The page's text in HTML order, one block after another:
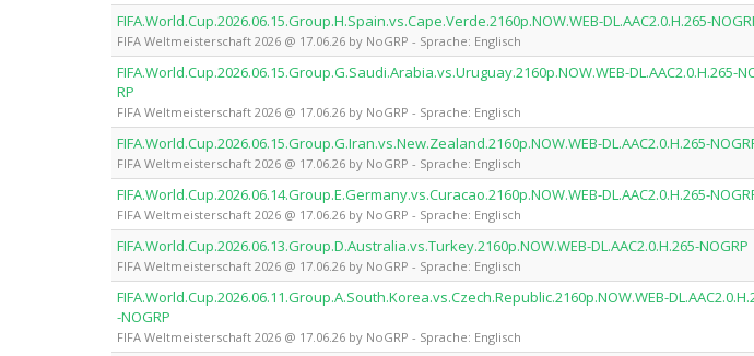
FIFA.World.Cup.2026.06.15.Group.H.Spain.vs.Cape.Verde.2160p.NOW.WEB-DL.AAC2.0.H.265-
FIFA Weltmeisterschaft 2026 @ 17.06.26 by NoGRP - Sprache: Englisch
FIFA.World.Cup.2026.06.15.Group.G.Saudi.Arabia.vs.Uruguay.2160p.NOW.WEB-DL.AAC2.0.H.265-
RP
FIFA Weltmeisterschaft 2026 @ 17.06.26 by NoGRP - Sprache: Englisch
FIFA.World.Cup.2026.06.15.Group.G.Iran.vs.New.Zealand.2160p.NOW.WEB-DL.AAC2.0.H.265-
FIFA Weltmeisterschaft 2026 @ 17.06.26 by NoGRP - Sprache: Englisch
FIFA.World.Cup.2026.06.14.Group.E.Germany.vs.Curacao.2160p.NOW.WEB-DL.AAC2.0.H.265-
FIFA Weltmeisterschaft 2026 @ 17.06.26 by NoGRP - Sprache: Englisch
FIFA.World.Cup.2026.06.13.Group.D.Australia.vs.Turkey.2160p.NOW.WEB-DL.AAC2.0.H.265-NOGRP
FIFA Weltmeisterschaft 2026 @ 17.06.26 by NoGRP - Sprache: Englisch
FIFA.World.Cup.2026.06.11.Group.A.South.Korea.vs.Czech.Republic.2160p.NOW.WEB-
-NOGRP
FIFA Weltmeisterschaft 2026 @ 17.06.26 by NoGRP - Sprache: Englisch